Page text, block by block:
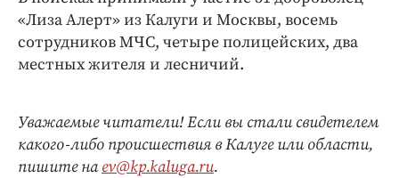
«Лиза Алерт» из Калуги и Москвы, восемь
сотрудников МЧС, четыре полицейских, два
местных жителя и лесничий.
Уважаемые читатели! Если вы стали свидетелем
какого-либо происшествия в Калуге или области,
пишите наev@kp.kaluga.ru.